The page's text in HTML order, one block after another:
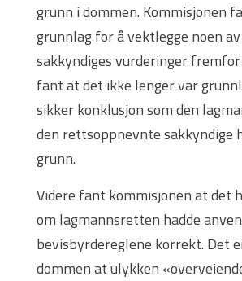
grunn i dommen. Kommisjonen
grunnlag for å vektlegge noen
sakkyndiges vurderinger
fant at det ikke lenger var
sikker konklusjon som den
den rettsoppnevnte sakkyndige
grunn.
Videre fant kommisjonen at det
om lagmannsretten hadde
bevisbyrdereglene korrekt. Det
dommen at ulykken